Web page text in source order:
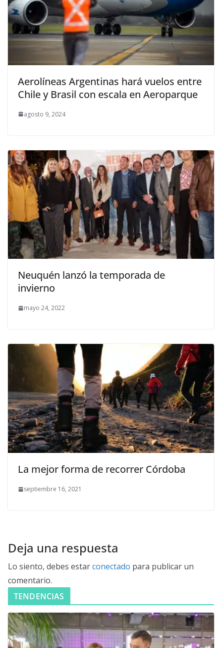
Aerolíneas Argentinas hará vuelos entre
Chile y Brasil con escala en Aeroparque
agosto 9, 2024
Neuquén lanzó la temporada de
invierno
mayo 24, 2022
La mejor forma de recorrer Córdoba
septiembre 16, 2021
Deja una respuesta
Lo siento, debes estarconectado para publicar un
comentario.
TENDENCIAS